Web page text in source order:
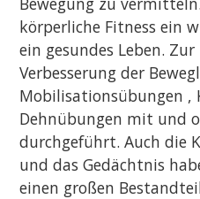
körperliche Fitness ein
ein gesundes Leben.
Verbesserung der
Mobilisationsübungen ,
Dehnübungen mit und
durchgeführt. Auch die
und das Gedächtnis
einen großen